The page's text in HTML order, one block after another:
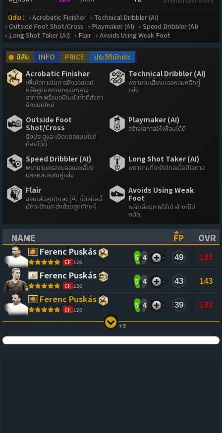
นิสัย : Acrobatic Finisher
Technical Dribbler (AI)
Outside Foot Shot/Cross
Playmaker (AI)
Speed Dribbler (AI)
Long Shot Taker (AI)
Flair Avoids Using Weak Foot
นิสัย INFO PRICE
ประวัตินักเตะ
Acrobatic Finisher
เพิ่มโอกาสในการยิงวอลเลย์
หรือลูกยิงกายกรรมกลาง
อากาศ พร้อมอนิเมชันท่าตีลังกา
ยิงแบบใหม่
Technical Dribbler (AI)
พยายามเลี้ยงบอลหลบหลีกคู่
แข่ง
Outside Foot
Shot/Cross
ยิงประตูและเปิดบอลแบบไซด์
ก้อยได้ดี
Playmaker (AI)
สร้างโอกาสให้เพื่อนได้ดี
Speed Dribbler (AI)
พยายามครองบอลและเลี้ยง
บอลหลบหลีกคู่แข่ง
Long Shot Taker (AI)
พยายามที่จะยิงไกลเมื่อมีโอกาส
Flair
ชอบเล่นลูกทักษะ [AI ที่มีสกิลนี้
มักจะยิงและส่งด้วยลูกทักษะ]
Avoids Using Weak
Foot
หลีกเลี่ยงการใช้เท้าข้างที่ไม่
ถนัด
NAME
(CLICK TO SORT ASCENDING)
FP
OVR
Ferenc Puskás
CF 126
5 4 49 133
Ferenc Puskás
CF 136
5 4 43 143
Ferenc Puskás
CF 126
5 4 39 133
+9